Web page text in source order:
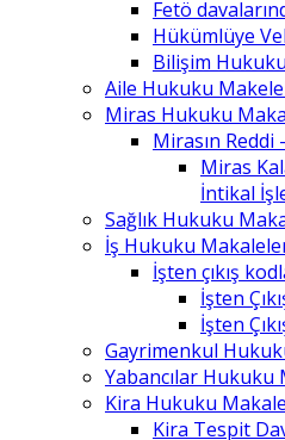
Fetö
Hükümlüye
Bilişim
Aile Hukuku
Miras Hukuku
Mirasın Reddi
Miras
İntikal
Sağlık Hukuku
İş Hukuku
İşten çıkış
İşten
İşten
Gayrimenkul
Yabancılar Hukuku
Kira Hukuku
Kira Tespit